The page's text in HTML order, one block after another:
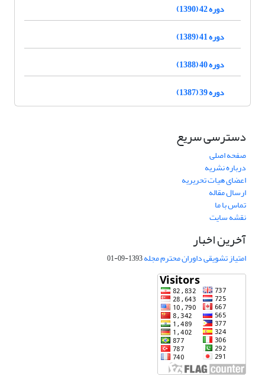
دوره 42 (1390)
دوره 41 (1389)
دوره 40 (1388)
دوره 39 (1387)
دسترسی سریع
صفحه اصلی
درباره نشریه
اعضای هیات تحریریه
ارسال مقاله
تماس با ما
نقشه سایت
آخرین اخبار
امتیاز تشویقی داوران محترم مجله1393-09-01